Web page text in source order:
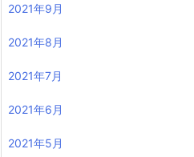
2021年9月
2021年8月
2021年7月
2021年6月
2021年5月